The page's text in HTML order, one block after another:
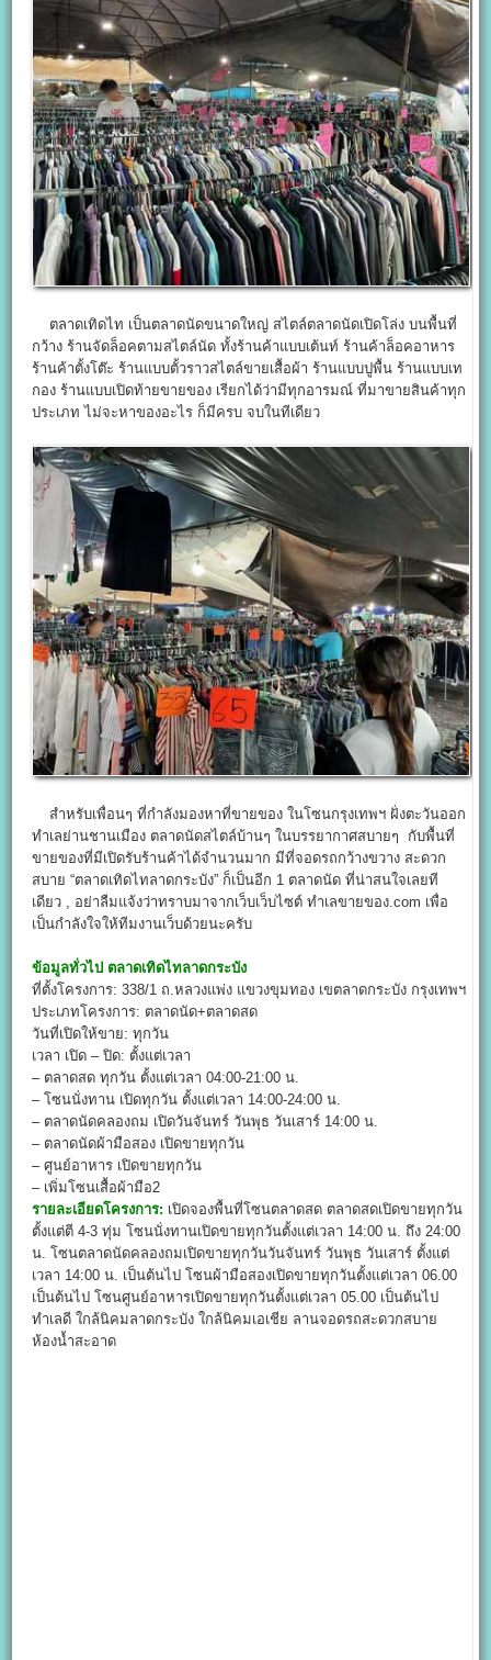
ตลาดเทิดไท เป็นตลาดนัดขนาดใหญ่ สไตล์ตลาดนัดเปิดโล่ง บนพื้นที่
กว้าง ร้านจัดล็อคตามสไตล์นัด ทั้งร้านค้าแบบเต้นท์ ร้านค้าล็อคอาหาร
ร้านค้าตั้งโต๊ะ ร้านแบบตั้วราวสไตล์ขายเสื้อผ้า ร้านแบบปูพื้น ร้านแบบเท
กอง ร้านแบบเปิดท้ายขายของ เรียกได้ว่ามีทุกอารมณ์ ที่มาขายสินค้าทุก
ประเภท ไม่จะหาของอะไร ก็มีครบ จบในทีเดียว
สำหรับเพื่อนๆ ที่กำลังมองหาที่ขายของ ในโซนกรุงเทพฯ ฝั่งตะวันออก
ทำเลย่านชานเมือง ตลาดนัดสไตล์บ้านๆ ในบรรยากาศสบายๆ กับพื้นที่
ขายของที่มีเปิดรับร้านค้าได้จำนวนมาก มีที่จอดรถกว้างขวาง สะดวก
สบาย “ตลาดเทิดไทลาดกระบัง” ก็เป็นอีก 1 ตลาดนัด ที่น่าสนใจเลยที
เดียว , อย่าลืมแจ้งว่าทราบมาจากเว็บเว็บไซต์ ทำเลขายของ.com เพื่อ
เป็นกำลังใจให้ทีมงานเว็บด้วยนะครับ
ข้อมูลทั่วไป ตลาดเทิดไทลาดกระบัง
ที่ตั้งโครงการ: 338/1 ถ.หลวงแพ่ง แขวงขุมทอง เขตลาดกระบัง กรุงเทพฯ
ประเภทโครงการ: ตลาดนัด+ตลาดสด
วันที่เปิดให้ขาย: ทุกวัน
เวลา เปิด – ปิด: ตั้งแต่เวลา
– ตลาดสด ทุกวัน ตั้งแต่เวลา 04:00-21:00 น.
– โซนนั่งทาน เปิดทุกวัน ตั้งแต่เวลา 14:00-24:00 น.
– ตลาดนัดคลองถม เปิดวันจันทร์ วันพุธ วันเสาร์ 14:00 น.
– ตลาดนัดผ้ามือสอง เปิดขายทุกวัน
– ศูนย์อาหาร เปิดขายทุกวัน
– เพิ่มโซนเสื้อผ้ามือ2
รายละเอียดโครงการ: เปิดจองพื้นที่โซนตลาดสด ตลาดสดเปิดขายทุกวัน
ตั้งแต่ตี 4-3 ทุ่ม โซนนั่งทานเปิดขายทุกวันตั้งแต่เวลา 14:00 น. ถึง 24:00
น. โซนตลาดนัดคลองถมเปิดขายทุกวันวันจันทร์ วันพุธ วันเสาร์ ตั้งแต่
เวลา 14:00 น. เป็นต้นไป โซนผ้ามือสองเปิดขายทุกวันตั้งแต่เวลา 06.00
เป็นต้นไป โซนศูนย์อาหารเปิดขายทุกวันตั้งแต่เวลา 05.00 เป็นต้นไป
ทำเลดี ใกล้นิคมลาดกระบัง ใกล้นิคมเอเชีย ลานจอดรถสะดวกสบาย
ห้องน้ำสะอาด